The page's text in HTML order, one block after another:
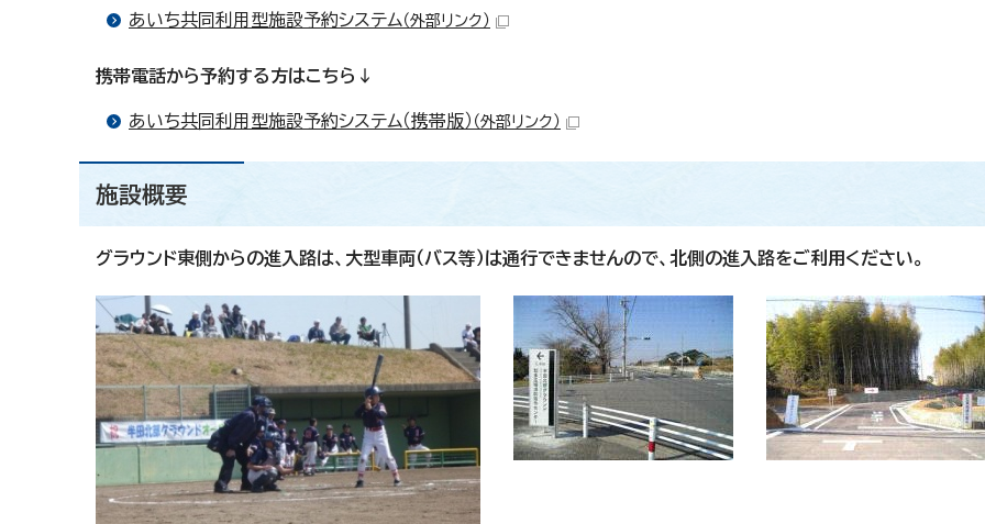
あいち共同利用型施設予約システム （外部リンク）
携帯電話から予約する方はこちら↓
あいち共同利用型施設予約システム（携帯版） （外部リンク）
施設概要
グラウンド東側からの進入路は、大型車両（バス等）は通行できませんので、北側の進入路をご利用ください。